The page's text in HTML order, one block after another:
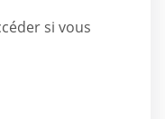
si vous